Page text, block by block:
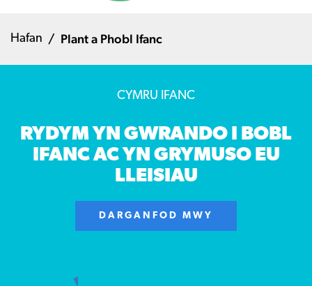
Hafan Plant a Phobl Ifanc
CYMRU IFANC
RYDYM YN GWRANDO I BOBL
IFANC AC YN GRYMUSO EU
LLEISIAU
DARGANFOD MWY